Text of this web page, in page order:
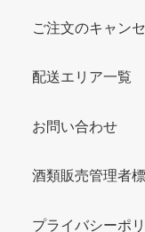
ご注文のキャン
配送エリア一覧
お問い合わせ
酒類販売管理者
プライバシーポ